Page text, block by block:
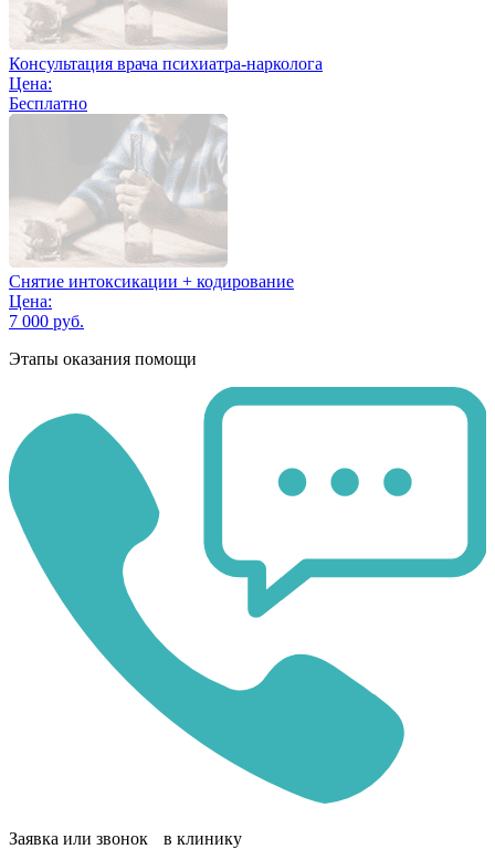
Консультация врача психиатра-нарколога
Цена:
Бесплатно
Снятие интоксикации + кодирование
Цена:
7 000 руб.
Этапы оказания помощи
Заявка или звонок в клинику